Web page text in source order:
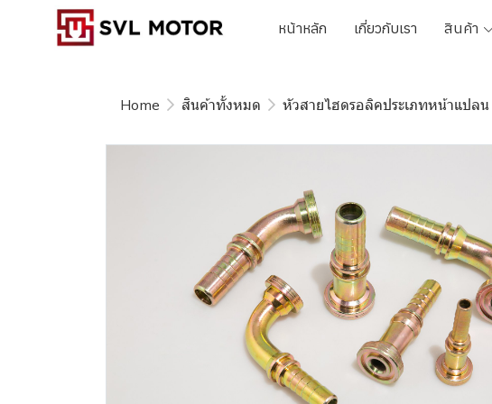
หน้าหลัก เกี่ยวกับเรา สินค้า
Home สินค้าทั้งหมด หัวสายไฮดรอลิคประเภทหน้าแปลน